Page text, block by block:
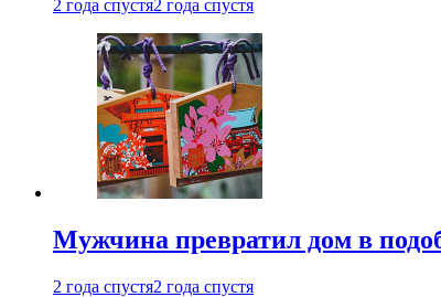
2 года спустя2 года спустя
Мужчина превратил дом в
2 года спустя2 года спустя